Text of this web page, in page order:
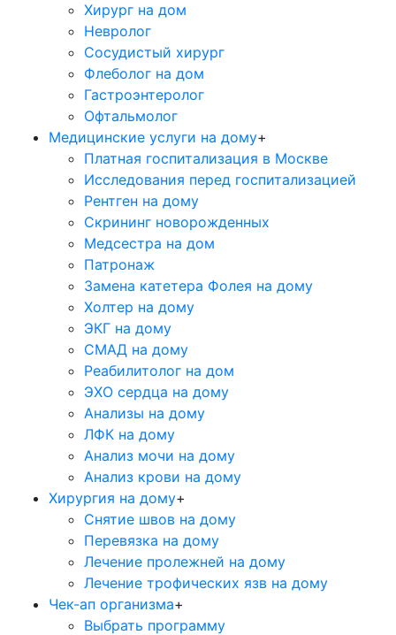
Хирург на дом
Невролог
Сосудистый хирург
Флеболог на дом
Гастроэнтеролог
Офтальмолог
Медицинские услуги на дому+
Платная госпитализация в Москве
Исследования перед госпитализацией
Рентген на дому
Скрининг новорожденных
Медсестра на дом
Патронаж
Замена катетера Фолея на дому
Холтер на дому
ЭКГ на дому
СМАД на дому
Реабилитолог на дом
ЭХО сердца на дому
Анализы на дому
ЛФК на дому
Анализ мочи на дому
Анализ крови на дому
Хирургия на дому+
Снятие швов на дому
Перевязка на дому
Лечение пролежней на дому
Лечение трофических язв на дому
Чек-ап организма+
Выбрать программу